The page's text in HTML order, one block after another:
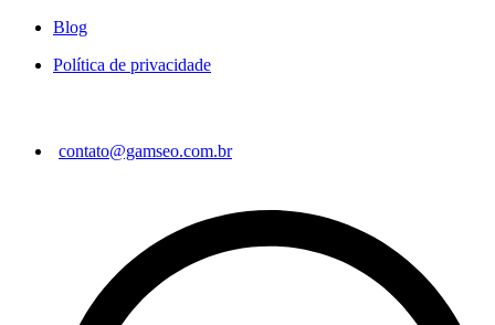
Blog
Política de privacidade
contato@gamseo.com.br